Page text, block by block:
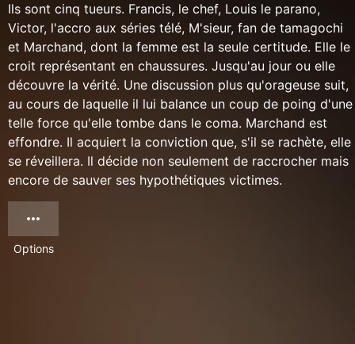
Ils sont cinq tueurs. Francis, le chef, Louis le parano,
Victor, l'accro aux séries télé, M'sieur, fan de tamagochi
et Marchand, dont la femme est la seule certitude. Elle le
croit représentant en chaussures. Jusqu'au jour ou elle
découvre la vérité. Une discussion plus qu'orageuse suit,
au cours de laquelle il lui balance un coup de poing d'une
telle force qu'elle tombe dans le coma. Marchand est
effondre. Il acquiert la conviction que, s'il se rachète, elle
se réveillera. Il décide non seulement de raccrocher mais
encore de sauver ses hypothétiques victimes.
Options